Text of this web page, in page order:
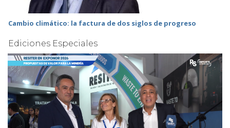
Cambio climático: la factura de dos siglos de progreso
Ediciones Especiales